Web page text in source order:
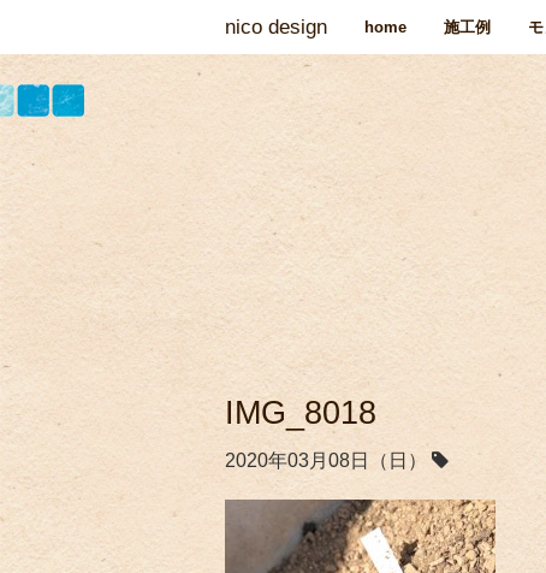
nico design home 施工例
IMG_8018
2020年03月08日（日）